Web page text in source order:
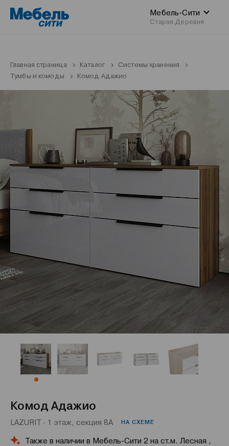
Мебель-Сити
Старая Деревня
Главная страница Каталог
Системы хранения
Тумбы и комоды
Комод Адажио
Комод Адажио
LAZURIT · 1 этаж, секция 8А НА СХЕМЕ
Также в наличии в Мебель-Сити 2 на ст.м. Лесная ,